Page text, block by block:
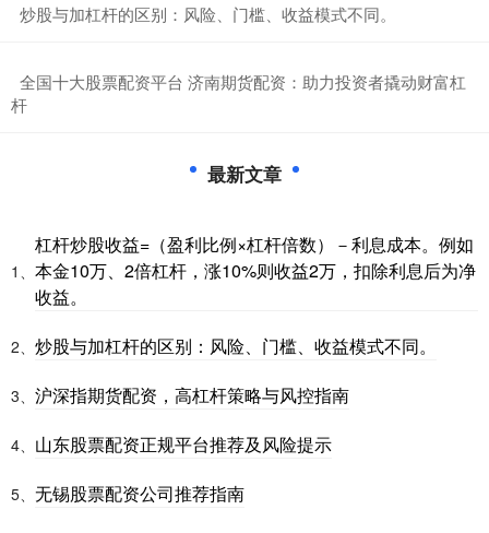
​炒股与加杠杆的区别：风险、门槛、收益模式不同。
​全国十大股票配资平台 济南期货配资：助力投资者撬动财富杠
杆
最新文章
1、
杠杆炒股收益=（盈利比例×杠杆倍数）－利息成本。例如
本金10万、2倍杠杆，涨10%则收益2万，扣除利息后为净
收益。
2、 炒股与加杠杆的区别：风险、门槛、收益模式不同。
3、 沪深指期货配资，高杠杆策略与风控指南
4、 山东股票配资正规平台推荐及风险提示
5、 无锡股票配资公司推荐指南